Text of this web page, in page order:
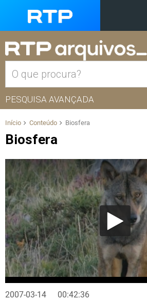
PESQUISA AVANÇADA
Início Conteúdo Biosfera
Biosfera
2007-03-14 00:42:36